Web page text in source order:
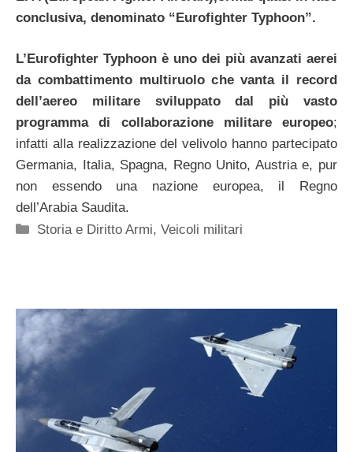
conclusiva, denominato “Eurofighter Typhoon”.
L’Eurofighter Typhoon è uno dei più avanzati aerei
da combattimento multiruolo che vanta il record
dell’aereo militare sviluppato dal più vasto
programma di collaborazione militare europeo;
infatti alla realizzazione del velivolo hanno partecipato
Germania, Italia, Spagna, Regno Unito, Austria e, pur
non essendo una nazione europea, il Regno
dell’Arabia Saudita.
Categorie
Storia e Diritto Armi,Veicoli militari